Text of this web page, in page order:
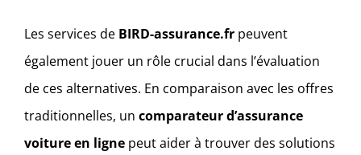
Les services de BIRD-assurance.fr peuvent
également jouer un rôle crucial dans l’évaluation
de ces alternatives. En comparaison avec les offres
traditionnelles, un comparateur d’assurance
voiture en ligne peut aider à trouver des solutions